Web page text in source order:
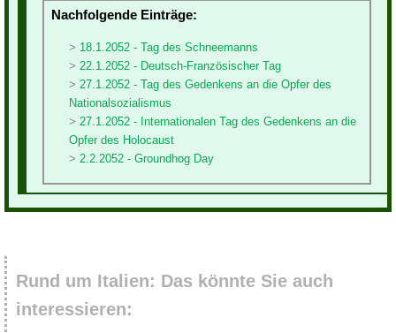
Nachfolgende Einträge:
18.1.2052 - Tag des Schneemanns
22.1.2052 - Deutsch-Französischer Tag
27.1.2052 - Tag des Gedenkens an die Opfer des
Nationalsozialismus
27.1.2052 - Internationalen Tag des Gedenkens an die
Opfer des Holocaust
2.2.2052 - Groundhog Day
Rund um Italien: Das könnte Sie auch
interessieren: